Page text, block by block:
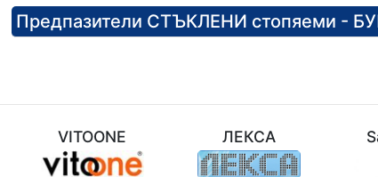
Предпазители СТЪКЛЕНИ стопяеми -
VITOONE ЛЕКСА